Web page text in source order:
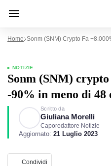
Home Sonm (SNM) Crypto Fa
NOTIZIE
Sonm (SNM)
-90% in meno di 48
Scritto da
Giuliana Morelli
Caporedattore Notizie
Aggiornato: 21 Luglio 2023
Condividi